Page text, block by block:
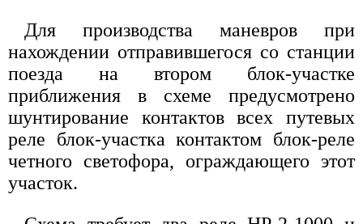
Для производства маневров при
нахождении отправившегося со станции
поезда на втором блок-участке
приближения в схеме предусмотрено
шунтирование контактов всех путевых
реле блок-участка контактом блок-реле
четного светофора, ограждающего этот
участок.